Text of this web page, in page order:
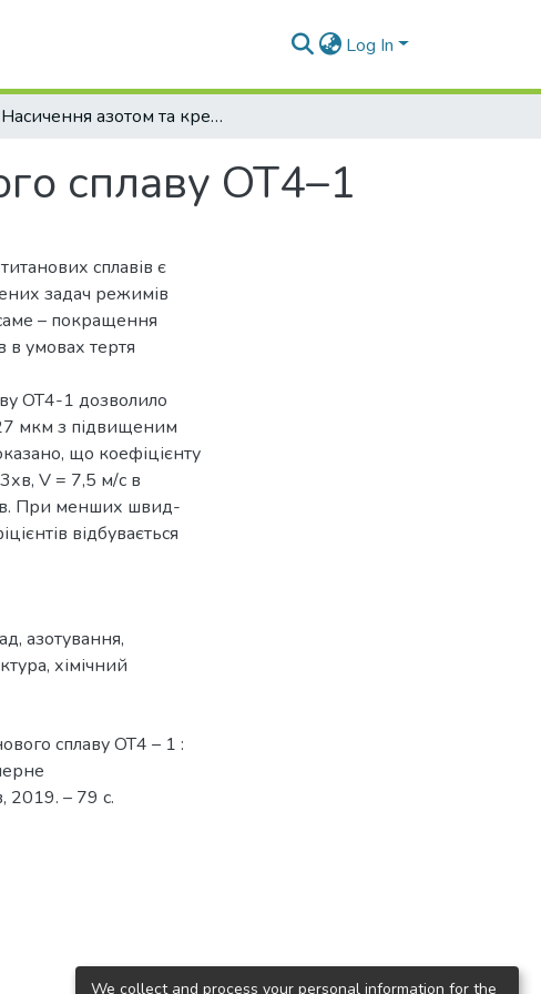
Log In
Насичення азотом та кремнієм титанового сплаву OT4–1
сплаву OT4–1
сплавів є
задач режимів
– покращення
в умовах тертя
ОТ4-1 дозволило
мкм з підвищеним
що коефіцієнту
V = 7,5 м/с в
При менших швид-
відбувається
, азотування,
, хімічний
сплаву OT4 – 1 :
2019. – 79 с.
We collect and process your personal information for the